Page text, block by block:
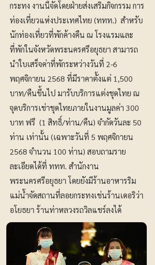
กระทง งานนี้จัดโดยฝ่ายส่งเสริมกิจกรรม การ
ท่องเที่ยวแห่งประเทศไทย (ททท.) สำหรับ
นักท่องเที่ยวที่พักค้างคืน ณ โรงแรมและ
ที่พักในจังหวัดพระนครศรีอยุธยา สามารถ
นำใบเสร็จค่าที่พักระหว่างวันที่ 2-6
พฤศจิกายน 2568 ที่มีราคาตั้งแต่ 1,500
บาท/คืนขึ้นไป มารับบริการแต่งชุดไทย ณ
จุดบริการเช่าชุดไทยภายในงานมูลค่า 300
บาท ฟรี (1 สิทธิ์/ท่าน/คืน) จำกัดวันละ 50
ท่าน เท่านั้น (เฉพาะวันที่ 5 พฤศจิกายน
2568 จำนวน 100 ท่าน) สอบถามราย
ละเอียดได้ที่ ททท. สำนักงาน
พระนครศรีอยุธยา โดยยังมีร้านอาหารริม
แม่น้ำจัดสถานที่ลอยกระทงเช่นร้านเดอริว่า
อโยธยา ร้านท่าหลวงรถวิลแชร์ลงได้